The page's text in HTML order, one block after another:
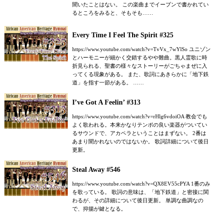
聞いたことはない。 この楽曲までイーブンで書かれてい
るところをみると、そもそも……
Every Time I Feel The Spirit #325
https://www.youtube.com/watch?v=TvVx_7wYlSo ユニゾン
とハーモニーが細かく交錯するやや難曲。黒人霊歌に時
折見られる、聖書の様々なストーリーがごちゃまぜに入
ってくる現象がある。 また、歌詞にあきらかに「地下鉄
道」を指す一節がある。 ……
I’ve Got A Feelin’ #313
https://www.youtube.com/watch?v=rHlg6vdoiOA 教会でも
よく歌われる。本来かなりテンポの良い楽器がついてい
るサウンドで、アカペラということはまずない。 2番は
あまり聞かれないのではないか。 歌詞詳細について後日
更新。
Steal Away #546
https://www.youtube.com/watch?v=QX8EV55cPYA 1番のみ
を歌っている。 歌詞の意味は、「地下鉄道」と密接に関
わるが、その詳細について後日更新。 単調な曲調なの
で、抑揚が鍵となる。